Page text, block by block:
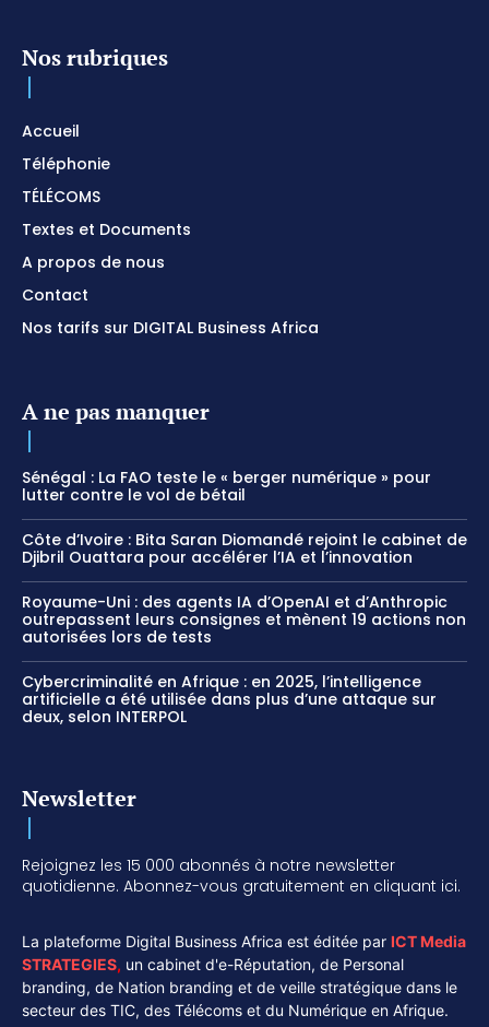
Nos rubriques
Accueil
Téléphonie
TÉLÉCOMS
Textes et Documents
A propos de nous
Contact
Nos tarifs sur DIGITAL Business Africa
A ne pas manquer
Sénégal : La FAO teste le « berger numérique » pour
lutter contre le vol de bétail
Côte d’Ivoire : Bita Saran Diomandé rejoint le cabinet de
Djibril Ouattara pour accélérer l’IA et l’innovation
Royaume-Uni : des agents IA d’OpenAI et d’Anthropic
outrepassent leurs consignes et mènent 19 actions non
autorisées lors de tests
Cybercriminalité en Afrique : en 2025, l’intelligence
artificielle a été utilisée dans plus d’une attaque sur
deux, selon INTERPOL
Newsletter
Rejoignez les 15 000 abonnés à notre newsletter
quotidienne. Abonnez-vous gratuitement en cliquant ici.
La plateforme Digital Business Africa est éditée par ICT Media
STRATEGIES, un cabinet d'e-Réputation, de Personal
branding, de Nation branding et de veille stratégique dans le
secteur des TIC, des Télécoms et du Numérique en Afrique.